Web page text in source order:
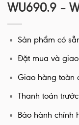
WU690.9 –
Sản phẩm có
Đặt mua và
Giao hàng toàn
Thanh toán
Bảo hành chính